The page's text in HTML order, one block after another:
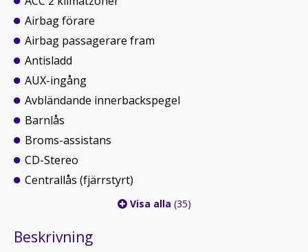
Airbag förare
Airbag passagerare fram
Antisladd
AUX-ingång
Avbländande innerbackspegel
Barnlås
Broms-assistans
CD-Stereo
Centrallås (fjärrstyrt)
Visa alla (35)
Beskrivning